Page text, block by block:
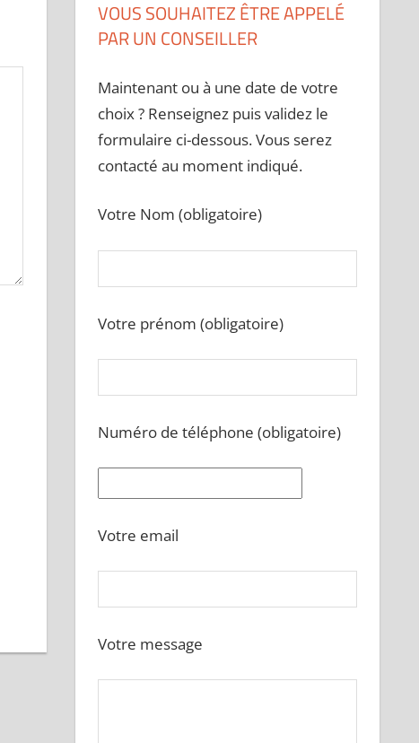
VOUS SOUHAITEZ ÊTRE APPELÉ
PAR UN CONSEILLER
Maintenant ou à une date de votre
choix ? Renseignez puis validez le
formulaire ci-dessous. Vous serez
contacté au moment indiqué.
Votre Nom (obligatoire)
Votre prénom (obligatoire)
Numéro de téléphone (obligatoire)
Votre email
Votre message